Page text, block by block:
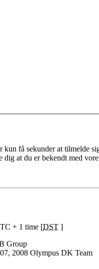
få sekunder at tilmelde
at du er bekendt med
+ 1 time [DST ]
Group
2008 Olympus DK Team